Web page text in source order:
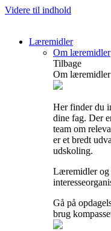
Videre til indhold
Læremidler
Om læremidler
Tilbage
Om læremidler
Her finder du
dine fag. Der
team om
er et bredt
udskoling.
Læremidler og
Gå på
brug